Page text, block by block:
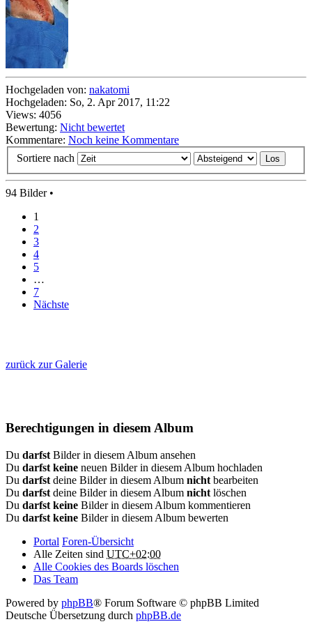
Hochgeladen von: nakatomi
Hochgeladen: So, 2. Apr 2017, 11:22
Views: 4056
Bewertung: Nicht bewertet
Kommentare: Noch keine Kommentare
Sortiere nach
94 Bilder •
1
2
3
4
5
…
7
Nächste
zurück zur Galerie
Berechtigungen in diesem Album
Du darfst Bilder in diesem Album ansehen
Du darfst keine neuen Bilder in diesem Album hochladen
Du darfst deine Bilder in diesem Album nicht bearbeiten
Du darfst deine Bilder in diesem Album nicht löschen
Du darfst keine Bilder in diesem Album kommentieren
Du darfst keine Bilder in diesem Album bewerten
Portal Foren-Übersicht
Alle Zeiten sind UTC+02:00
Alle Cookies des Boards löschen
Das Team
Powered by phpBB® Forum Software © phpBB Limited
Deutsche Übersetzung durch phpBB.de